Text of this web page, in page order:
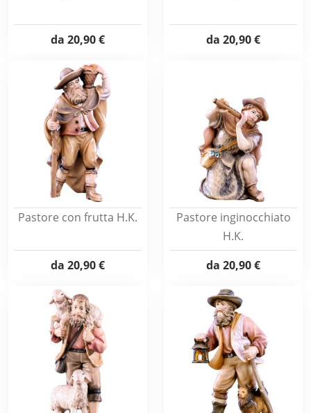
da 20,90 € da 20,90 €
Pastore con frutta H.K.
da 20,90 €
Pastore inginocchiato
H.K.
da 20,90 €